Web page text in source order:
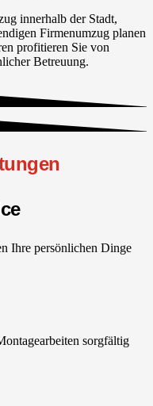
innerhalb der Stadt,
Firmenumzug planen
profitieren Sie von
Betreuung.
Ihre persönlichen Dinge
sorgfältig